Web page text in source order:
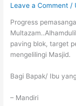
Leave a Comment /
Progress
paving blok, target
mengelilingi Masjid.
Bagi Bapak/ Ibu
– Mandiri